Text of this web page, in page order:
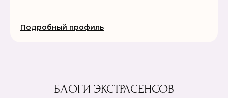
Подробный профиль
БЛОГИ ЭКСТРАСЕНСОВ